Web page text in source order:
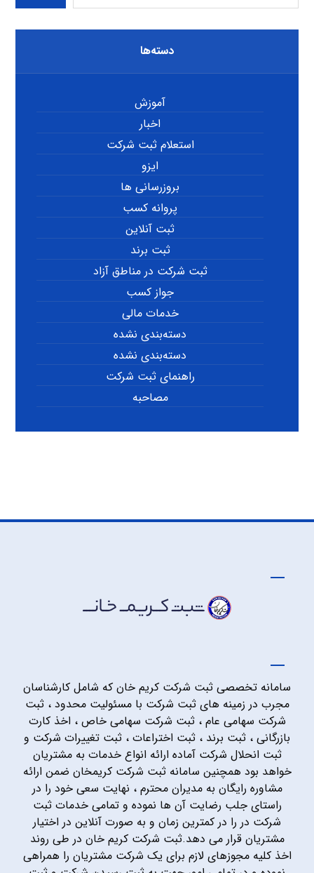
دسته‌ها
آموزش
اخبار
استعلام ثبت شرکت
ایزو
بروزرسانی ها
پروانه کسب
ثبت آنلاین
ثبت برند
ثبت شرکت در مناطق آزاد
جواز کسب
خدمات مالی
دسته‌بندی نشده
دسته‌بندی نشده
راهنمای ثبت شرکت
مصاحبه
سامانه تخصصی ثبت شرکت کریم خان که شامل کارشناسان
مجرب در زمینه های ثبت شرکت با مسئولیت محدود ، ثبت
شرکت سهامی عام ، ثبت شرکت سهامی خاص ، اخذ کارت
بازرگانی ، ثبت برند ، ثبت اختراعات ، ثبت تغییرات شرکت و
ثبت انحلال شرکت آماده ارائه انواع خدمات به مشتریان
خواهد بود همچنین سامانه ثبت شرکت کریمخان ضمن ارائه
مشاوره رایگان به مدیران محترم ، نهایت سعی خود را در
راستای جلب رضایت آن ها نموده و تمامی خدمات ثبت
شرکت در را در کمترین زمان و به صورت آنلاین در اختیار
مشتریان قرار می دهد.ثبت شرکت کریم خان در طی روند
اخذ کلیه مجوزهای لازم برای یک شرکت مشتریان را همراهی